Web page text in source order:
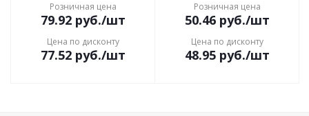
Розничная цена
79.92руб./шт
Цена по дисконту
77.52руб./шт
Розничная цена
50.46руб./шт
Цена по дисконту
48.95руб./шт